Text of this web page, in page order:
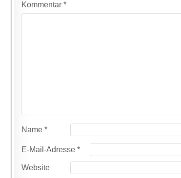
Kommentar*
Name*
E-Mail-Adresse*
Website